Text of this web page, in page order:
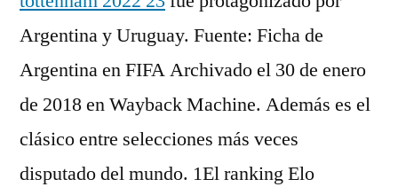
Argentina y Uruguay. Fuente: Ficha de
Argentina en FIFA Archivado el 30 de enero
de 2018 en Wayback Machine. Además es el
clásico entre selecciones más veces
disputado del mundo. 1El ranking Elo